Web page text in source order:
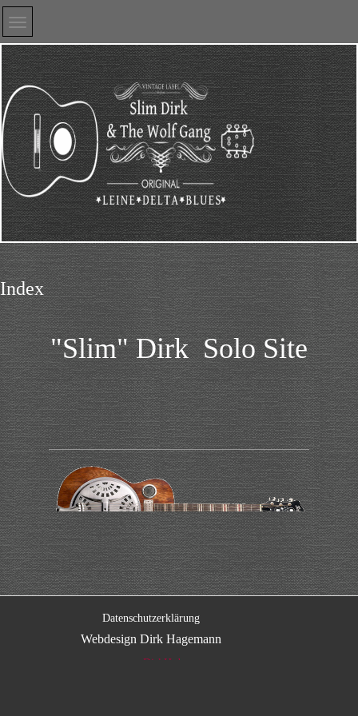
Index
"Slim" Dirk Solo Site
Datenschutzerklärung
Webdesign Dirk Hagemann
www.DirkH.de